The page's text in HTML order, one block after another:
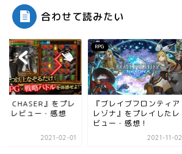
合わせて読みたい
レイブフロンティア
』をプレイしたレ
2021-11-02
シミュレーション
『天下布武 戦国志』を
プレイしたレビュー・感
想・評価について
2022-07-03